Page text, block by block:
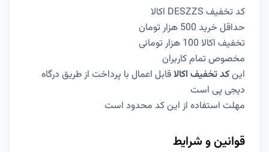
کد تخفیف DESZZS اکالا
حداقل خرید 500 هزار تومان
تخفیف اکالا 100 هزار تومانی
مخصوص تمام کاربران
اینکد تخفیف اکالاقابل اعمال با پرداخت از طریق درگاه
دیجی پی است
مهلت استفاده از این کد محدود است
قوانین و شرایط